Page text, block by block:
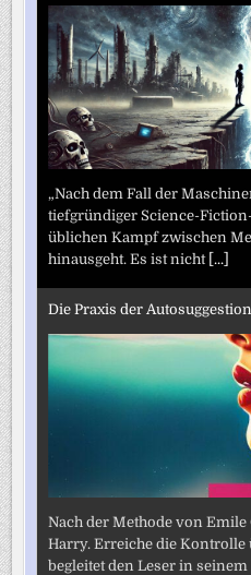
„Nach dem Fall der
tiefgründiger Science-
üblichen Kampf zwischen
hinausgeht. Es ist nicht [...]
Die Praxis der Autosuggestion
Nach der Methode von Emile
Harry. Erreiche die Kontrolle
begleitet den Leser in seinem